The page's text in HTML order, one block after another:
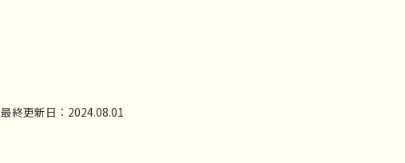
最終更新日：2024.08.01